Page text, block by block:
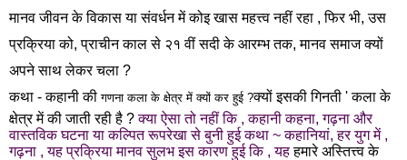
मानव जीवन के विकास या संवर्धन में कोइ खास महत्त्वनहीं रहा , फिर भी, उस
प्रक्रिया को, प्राचीन काल से २१ वीं सदी के आरम्भ तक, मानव समाजक्यों
अपने साथ लेकर चला ?
कथा - कहानी कीगणना कला के क्षेत्र में क्यों कर हुई ?क्यों इसकी गिनती ' कला के
क्षेत्र में की जाती रही है ?क्या ऐसा तो नहीं कि , कहानी कहना, गढ़ना और
वास्तविक घटना या कल्पित रूपरेखा से बुनी हुईकथा ~ कहानियां, हर युग में ,
गढ़ना , यह प्रक्रिया मानव सुलभ इस कारण हुई कि , यहहमारे अस्तित्त्व के